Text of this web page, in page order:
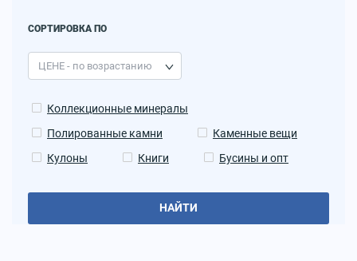
СОРТИРОВКА ПО
Коллекционные минералы
Полированные камни
Каменные вещи
Кулоны
Книги Бусины и опт
НАЙТИ